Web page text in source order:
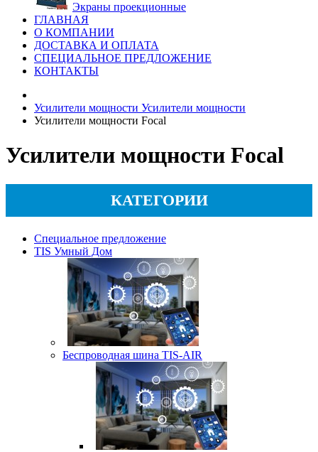
Экраны проекционные
ГЛАВНАЯ
О КОМПАНИИ
ДОСТАВКА И ОПЛАТА
СПЕЦИАЛЬНОЕ ПРЕДЛОЖЕНИЕ
КОНТАКТЫ
Усилители мощности Усилители мощности
Усилители мощности Focal
Усилители мощности Focal
КАТЕГОРИИ
Специальное предложение
TIS Умный Дом
Беспроводная шина TIS-AIR